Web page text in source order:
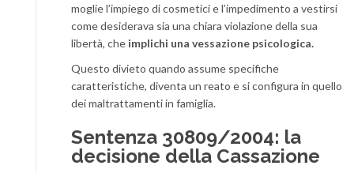
moglie l’impiego di cosmetici e l’impedimento a vestirsi
come desiderava sia una chiara violazione della sua
libertà, che implichi una vessazione psicologica.
Questo divieto quando assume specifiche
caratteristiche, diventa un reato e si configura in quello
dei maltrattamenti in famiglia.
Sentenza 30809/2004: la
decisione della Cassazione